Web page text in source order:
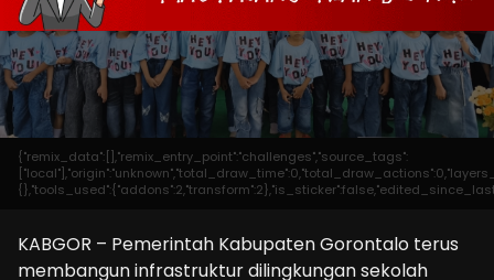
{"remix_data":[],"remix_entry_point":"challenges","source_tags":
KABGOR – Pemerintah Kabupaten Gorontalo terus
membangun infrastruktur dilingkungan sekolah